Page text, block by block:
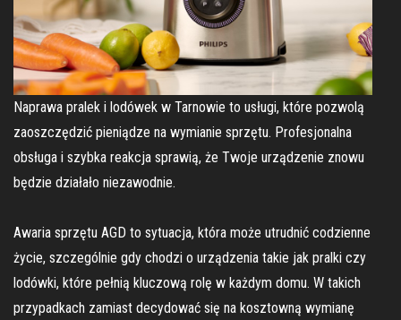
Naprawa pralek i lodówek w Tarnowie to usługi, które pozwolą
zaoszczędzić pieniądze na wymianie sprzętu. Profesjonalna
obsługa i szybka reakcja sprawią, że Twoje urządzenie znowu
będzie działało niezawodnie.
Awaria sprzętu AGD to sytuacja, która może utrudnić codzienne
życie, szczególnie gdy chodzi o urządzenia takie jak pralki czy
lodówki, które pełnią kluczową rolę w każdym domu. W takich
przypadkach zamiast decydować się na kosztowną wymianę